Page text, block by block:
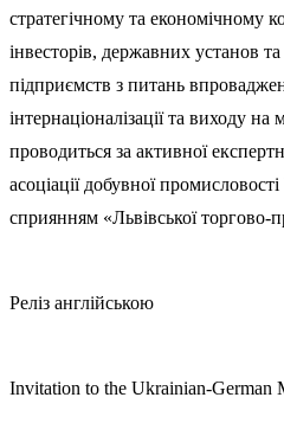
стратегічному та економічному
інвесторів, державних установ
підприємств з питань
інтернаціоналізації та виходу
проводиться за активної
асоціації добувної
сприянням «Львівської торгово-
Реліз англійською
Invitation to the Ukrainian-German